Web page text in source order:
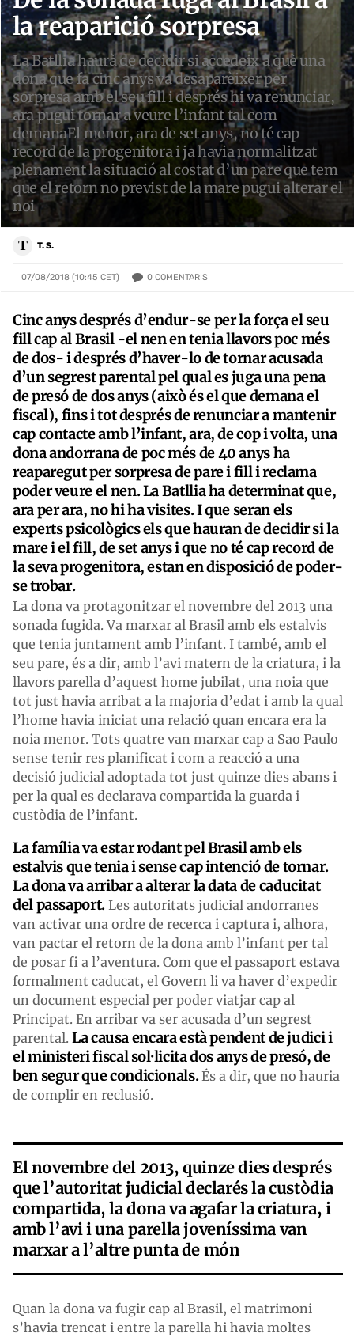
la reaparició sorpresa
La Batllia haurà de decidir si accedeix a què una
dona que fa cinc anys va desaparèixer per
sorpresa amb el seu fill i després hi va renunciar,
ara pugui tornar a veure l’infant tal com
demanaEl menor, ara de set anys, no té cap
record de la progenitora i ja havia normalitzat
plenament la situació al costat d’un pare que tem
que el retorn no previst de la mare pugui alterar el
noi
T T. S.
07/08/2018 (10:45 CET) 0 COMENTARIS
Cinc anys després d’endur-se per la força el seu
fill cap al Brasil -el nen en tenia llavors poc més
de dos- i després d’haver-lo de tornar acusada
d’un segrest parental pel qual es juga una pena
de presó de dos anys (això és el que demana el
fiscal), fins i tot després de renunciar a mantenir
cap contacte amb l’infant, ara, de cop i volta, una
dona andorrana de poc més de 40 anys ha
reaparegut per sorpresa de pare i fill i reclama
poder veure el nen. La Batllia ha determinat que,
ara per ara, no hi ha visites. I que seran els
experts psicològics els que hauran de decidir si la
mare i el fill, de set anys i que no té cap record de
la seva progenitora, estan en disposició de poder-
se trobar.
La dona va protagonitzar el novembre del 2013 una
sonada fugida. Va marxar al Brasil amb els estalvis
que tenia juntament amb l’infant. I també, amb el
seu pare, és a dir, amb l’avi matern de la criatura, i la
llavors parella d’aquest home jubilat, una noia que
tot just havia arribat a la majoria d’edat i amb la qual
l’home havia iniciat una relació quan encara era la
noia menor. Tots quatre van marxar cap a Sao Paulo
sense tenir res planificat i com a reacció a una
decisió judicial adoptada tot just quinze dies abans i
per la qual es declarava compartida la guarda i
custòdia de l’infant.
La família va estar rodant pel Brasil amb els
estalvis que tenia i sense cap intenció de tornar.
La dona va arribar a alterar la data de caducitat
del passaport.Les autoritats judicial andorranes
van activar una ordre de recerca i captura i, alhora,
van pactar el retorn de la dona amb l’infant per tal
de posar fi a l’aventura. Com que el passaport estava
formalment caducat, el Govern li va haver d’expedir
un document especial per poder viatjar cap al
Principat. En arribar va ser acusada d’un segrest
parental. La causa encara està pendent de judici i
el ministeri fiscal sol·licita dos anys de presó, de
ben segur que condicionals.És a dir, que no hauria
de complir en reclusió.
El novembre del 2013, quinze dies després
que l’autoritat judicial declarés la custòdia
compartida, la dona va agafar la criatura, i
amb l’avi i una parella joveníssima van
marxar a l’altre punta de món
Quan la dona va fugir cap al Brasil, el matrimoni
s’havia trencat i entre la parella hi havia moltes